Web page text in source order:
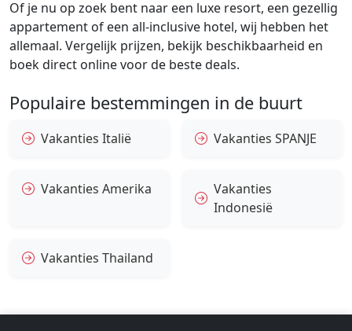
Of je nu op zoek bent naar een luxe resort, een gezellig
appartement of een all-inclusive hotel, wij hebben het
allemaal. Vergelijk prijzen, bekijk beschikbaarheid en
boek direct online voor de beste deals.
Populaire bestemmingen in de buurt
Vakanties Italië Vakanties SPANJE
Vakanties Amerika
Vakanties
Indonesië
Vakanties Thailand